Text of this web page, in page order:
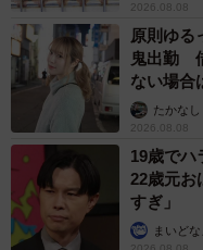
2026.08.08
原則ゆ
鬼出勤
ない場合
ストに取
たかなし
2026.08.08
19歳でハ
22歳元お
すぎ」
まいど